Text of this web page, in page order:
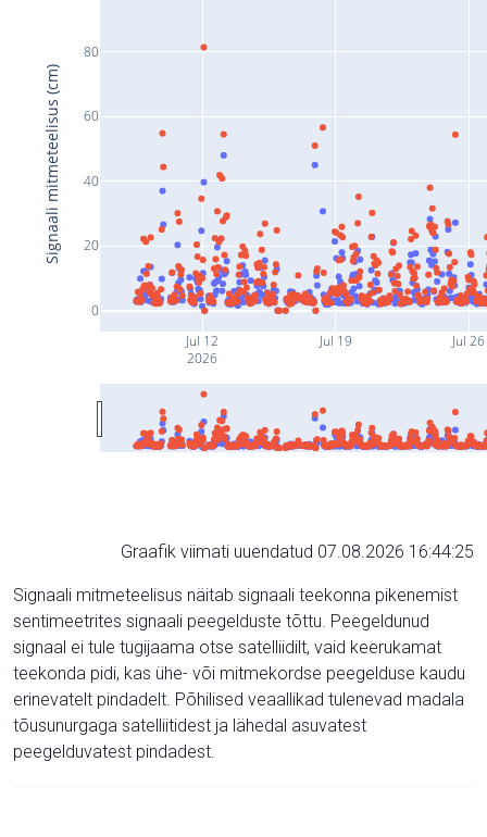
Jul 12
2026
Jul 19 Jul 26
0
20
40
60
80
Signaali mitmeteelisus (cm)
Graafik viimati uuendatud 07.08.2026 16:44:25
Signaali mitmeteelisus näitab signaali teekonna pikenemist
sentimeetrites signaali peegelduste tõttu. Peegeldunud
signaal ei tule tugijaama otse satelliidilt, vaid keerukamat
teekonda pidi, kas ühe- või mitmekordse peegelduse kaudu
erinevatelt pindadelt. Põhilised veaallikad tulenevad madala
tõusunurgaga satelliitidest ja lähedal asuvatest
peegelduvatest pindadest.